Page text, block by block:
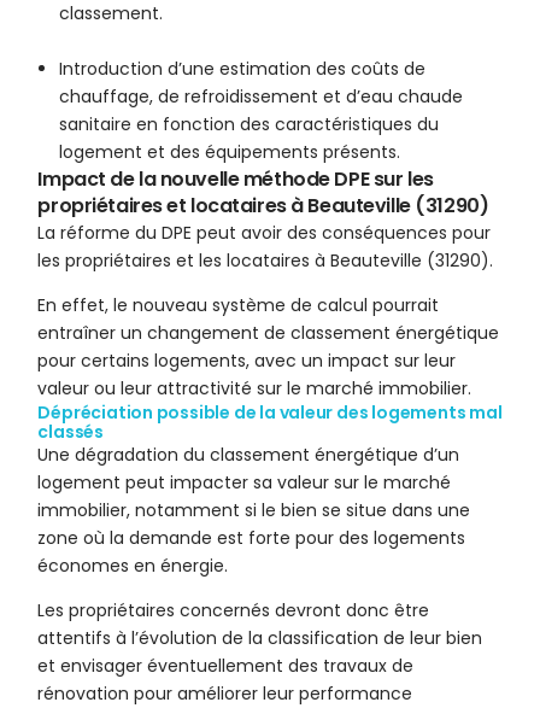
classement.
Introduction d’une estimation des coûts de
chauffage, de refroidissement et d’eau chaude
sanitaire en fonction des caractéristiques du
logement et des équipements présents.
Impact de la nouvelle méthode DPE sur les
propriétaires et locataires à Beauteville (31290)
La réforme du DPE peut avoir des conséquences pour
les propriétaires et les locataires à Beauteville (31290).
En effet, le nouveau système de calcul pourrait
entraîner un changement de classement énergétique
pour certains logements, avec un impact sur leur
valeur ou leur attractivité sur le marché immobilier.
Dépréciation possible de la valeur des logements mal
classés
Une dégradation du classement énergétique d’un
logement peut impacter sa valeur sur le marché
immobilier, notamment si le bien se situe dans une
zone où la demande est forte pour des logements
économes en énergie.
Les propriétaires concernés devront donc être
attentifs à l’évolution de la classification de leur bien
et envisager éventuellement des travaux de
rénovation pour améliorer leur performance